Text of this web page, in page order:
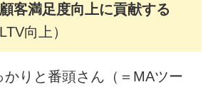
客満足度向上に貢献する
向上）
りと番頭さん（＝MAツー